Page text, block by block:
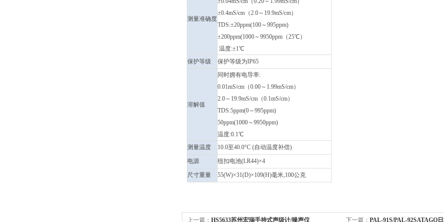
测量准确度
±0.4mS/cm（2.0～19.9mS/cm）
TDS:±20ppm(100～995ppm)
±200ppm(1000～9950ppm（25℃）
温度:±1℃
保护等级
保护等级为IP65
溶解值
同时拥有电导率:
0.01mS/cm（0.00～1.99mS/cm）
2.0～19.9mS/cm（0.1mS/cm）
TDS:5ppm(0～995ppm)
50ppm(1000～9950ppm)
温度:0.1℃
测量温度
10.0至40.0°C (自动温度补偿)
电源
纽扣电池(LR44)×4
尺寸重量
55(W)×31(D)×109(H)毫米,100公克
上一篇： HS5633苏州宏瑞手持式声级计/噪声仪 下一篇： PAL-91S/PAL-92SATAGO